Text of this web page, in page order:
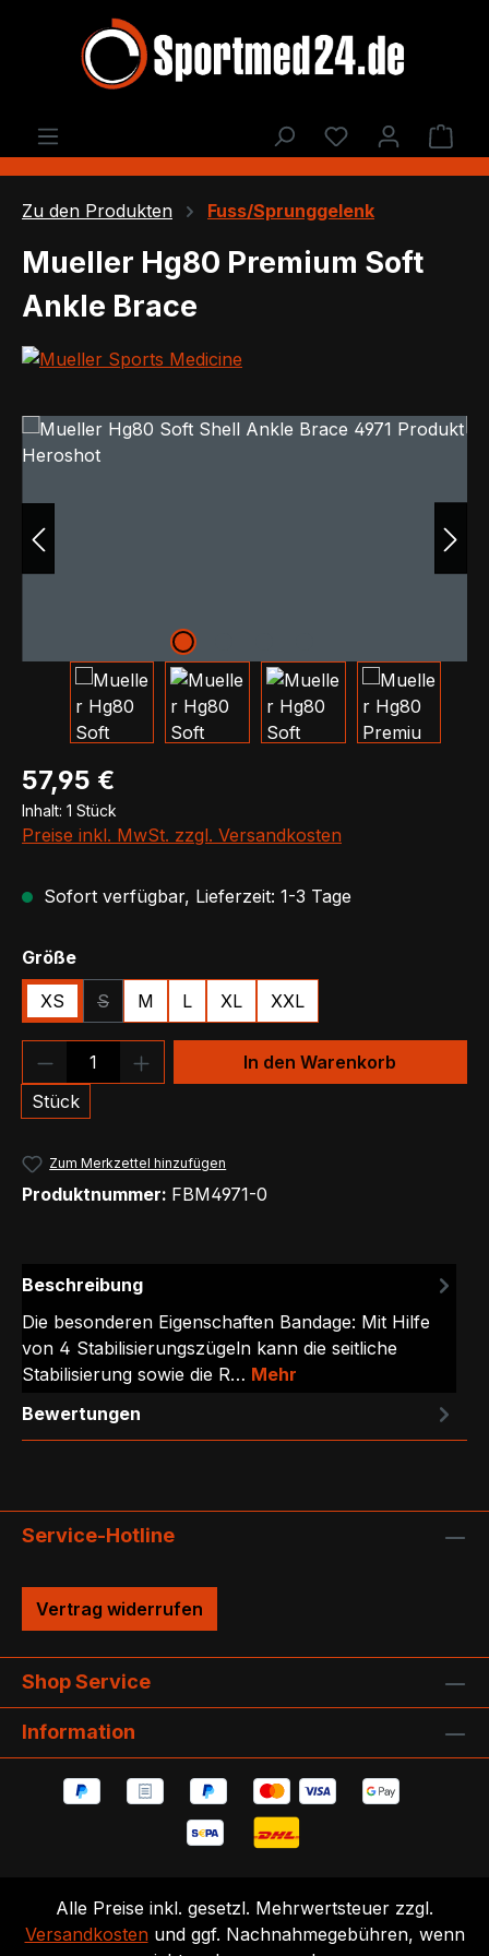
Zum Hauptinhalt springen
Du hast 0
Zu den Produkten Fuss/Sprunggelenk
Mueller Hg80 Premium Soft
Ankle Brace
Bildergalerie überspringen
Regulärer Preis:
57,95 €
Inhalt: 1 Stück
Preise inkl. MwSt. zzgl. Versandkosten
Sofort verfügbar, Lieferzeit: 1-3 Tage
Größeauswählen
XS S
(Diese Option ist zurzeit nicht verfügbar.)
M L XL XXL
Produkt Anzahl: Gib den
Stück
In den Warenkorb
Zum Merkzettel hinzufügen
Produktnummer: FBM4971-0
Beschreibung
Die besonderen Eigenschaften Bandage: Mit Hilfe
von 4 Stabilisierungszügeln kann die seitliche
Stabilisierung sowie die R… Mehr
Bewertungen
Service-Hotline
Vertrag widerrufen
Shop Service
Information
Alle Preise inkl. gesetzl. Mehrwertsteuer zzgl.
Versandkosten und ggf. Nachnahmegebühren, wenn